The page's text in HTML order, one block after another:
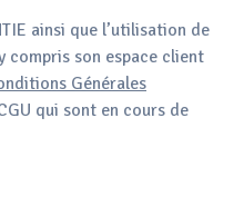
ainsi que l’utilisation de
compris son espace client
Générales
qui sont en cours de